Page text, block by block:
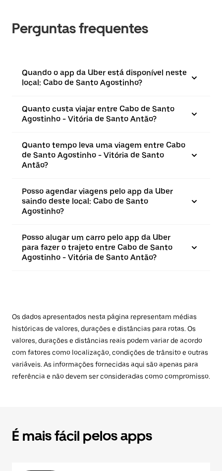
Perguntas frequentes
Quando o app da Uber está disponível neste
local: Cabo de Santo Agostinho?
Quanto custa viajar entre Cabo de Santo
Agostinho - Vitória de Santo Antão?
Quanto tempo leva uma viagem entre Cabo
de Santo Agostinho - Vitória de Santo
Antão?
Posso agendar viagens pelo app da Uber
saindo deste local: Cabo de Santo
Agostinho?
Posso alugar um carro pelo app da Uber
para fazer o trajeto entre Cabo de Santo
Agostinho - Vitória de Santo Antão?
Os dados apresentados nesta página representam médias
históricas de valores, durações e distâncias para rotas. Os
valores, durações e distâncias reais podem variar de acordo
com fatores como localização, condições de trânsito e outras
variáveis. As informações fornecidas aqui são apenas para
referência e não devem ser consideradas como compromisso.
É mais fácil pelos apps